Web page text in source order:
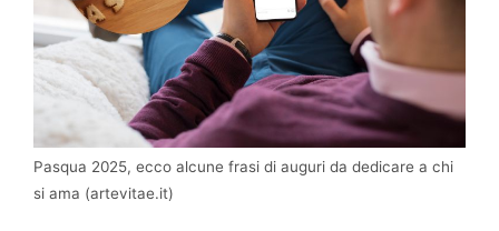
Pasqua 2025, ecco alcune frasi di auguri da dedicare a chi
si ama (artevitae.it)